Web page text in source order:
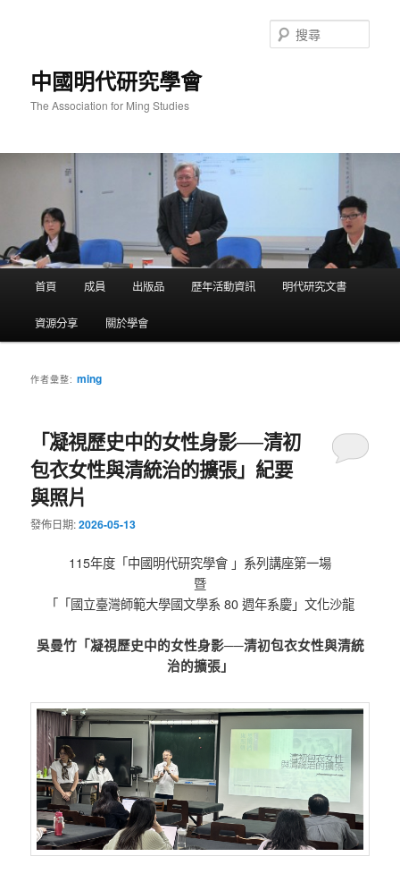
中國明代研究學會
The Association for Ming Studies
尋
首頁 成員 出版品 歷年活動資訊 明代研究文書
資源分享 關於學會
作者彙整:ming
「凝視歷史中的女性身影──清初
包衣女性與清統治的擴張」紀要
與照片
發佈日期:2026-05-13
115年度「中國明代研究學會 」系列講座第一場
暨
「「國立臺灣師範大學國文學系 80 週年系慶」文化沙龍
吳曼竹「凝視歷史中的女性身影──清初包衣女性與清統
治的擴張」